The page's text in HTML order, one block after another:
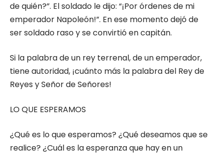
de quién?”. El soldado le dijo: “¡Por órdenes de mi
emperador Napoleón!”. En ese momento dejó de
ser soldado raso y se convirtió en capitán.
Si la palabra de un rey terrenal, de un emperador,
tiene autoridad, ¡cuánto más la palabra del Rey de
Reyes y Señor de Señores!
LO QUE ESPERAMOS
¿Qué es lo que esperamos? ¿Qué deseamos que se
realice? ¿Cuál es la esperanza que hay en un